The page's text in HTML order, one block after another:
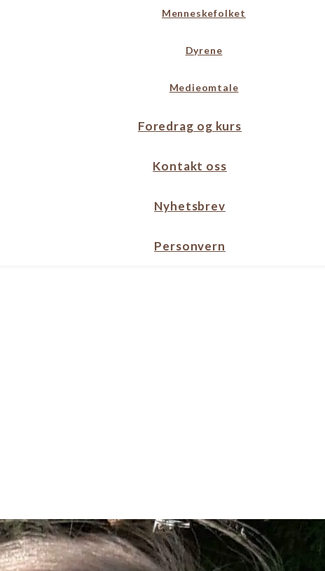
Menneskefolket
Dyrene
Medieomtale
Foredrag og kurs
Kontakt oss
Nyhetsbrev
Personvern